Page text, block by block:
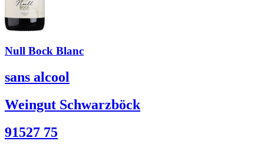
Null Bock Blanc
sans alcool
Weingut Schwarzböck
91527 75